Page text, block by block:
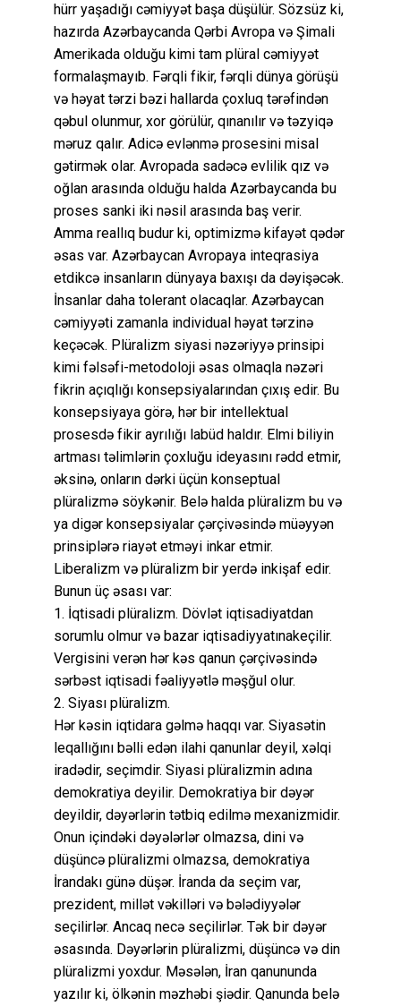
hürr yaşadığı cəmiyyət başa düşülür. Sözsüz ki,
hazırda Azərbaycanda Qərbi Avropa və Şimali
Amerikada olduğu kimi tam plüral cəmiyyət
formalaşmayıb. Fərqli fikir, fərqli dünya görüşü
və həyat tərzi bəzi hallarda çoxluq tərəfindən
qəbul olunmur, xor görülür, qınanılır və təzyiqə
məruz qalır. Adicə evlənmə prosesini misal
gətirmək olar. Avropada sadəcə evlilik qız və
oğlan arasında olduğu halda Azərbaycanda bu
proses sanki iki nəsil arasında baş verir.
Amma reallıq budur ki, optimizmə kifayət qədər
əsas var. Azərbaycan Avropaya inteqrasiya
etdikcə insanların dünyaya baxışı da dəyişəcək.
İnsanlar daha tolerant olacaqlar. Azərbaycan
cəmiyyəti zamanla individual həyat tərzinə
keçəcək. Plüralizm siyasi nəzəriyyə prinsipi
kimi fəlsəfi-metodoloji əsas olmaqla nəzəri
fikrin açıqlığı konsepsiyalarından çıxış edir. Bu
konsepsiyaya görə, hər bir intellektual
prosesdə fikir ayrılığı labüd haldır. Elmi biliyin
artması təlimlərin çoxluğu ideyasını rədd etmir,
əksinə, onların dərki üçün konseptual
plüralizmə söykənir. Belə halda plüralizm bu və
ya digər konsepsiyalar çərçivəsində müəyyən
prinsiplərə riayət etməyi inkar etmir.
Liberalizm və plüralizm bir yerdə inkişaf edir.
Bunun üç əsası var:
1. İqtisadi plüralizm. Dövlət iqtisadiyatdan
sorumlu olmur və bazar iqtisadiyyatınakeçilir.
Vergisini verən hər kəs qanun çərçivəsində
sərbəst iqtisadi fəaliyyətlə məşğul olur.
2. Siyası plüralizm.
Hər kəsin iqtidara gəlmə haqqı var. Siyasətin
leqallığını bəlli edən ilahi qanunlar deyil, xəlqi
iradədir, seçimdir. Siyasi plüralizmin adına
demokratiya deyilir. Demokratiya bir dəyər
deyildir, dəyərlərin tətbiq edilmə mexanizmidir.
Onun içindəki dəyələrlər olmazsa, dini və
düşüncə plüralizmi olmazsa, demokratiya
İrandakı günə düşər. İranda da seçim var,
prezident, millət vəkilləri və bələdiyyələr
seçilirlər. Ancaq necə seçilirlər. Tək bir dəyər
əsasında. Dəyərlərin plüralizmi, düşüncə və din
plüralizmi yoxdur. Məsələn, İran qanununda
yazılır ki, ölkənin məzhəbi şiədir. Qanunda belə